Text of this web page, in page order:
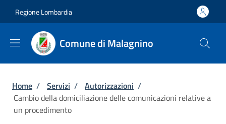
Regione Lombardia
Comune di Malagnino
Briciole di pane
Home / Servizi / Autorizzazioni /
Cambio della domiciliazione delle comunicazioni relative a
un procedimento